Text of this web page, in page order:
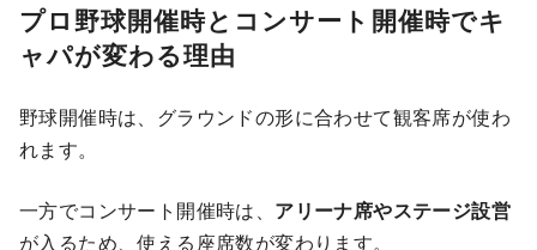
プロ野球開催時とコンサート開催時でキ
ャパが変わる理由
野球開催時は、グラウンドの形に合わせて観客席が使わ
れます。
一方でコンサート開催時は、 アリーナ席やステージ設営
が入るため、使える座席数が変わります。